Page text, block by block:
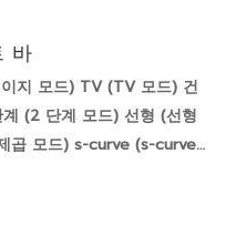
바
지 모드) TV (TV 모드) 건
(2 단계 모드) 선형 (선형
곱 모드) s-curve (s-curve